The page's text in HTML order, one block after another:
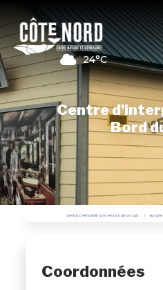
24°C
Centre
Bord
CENTRE D'INTERPRÉTATION LE BORD DU CAP
Coordonnées